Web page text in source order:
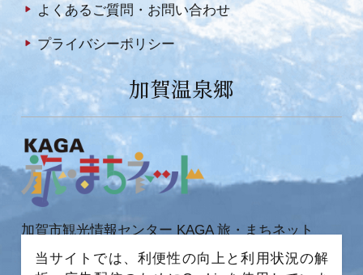
よくあるご質問・お問い合わせ
プライバシーポリシー
加賀温泉郷
加賀市観光情報センター KAGA 旅・まちネット
〒922-0423
当サイトでは、利便性の向上と利用状況の解